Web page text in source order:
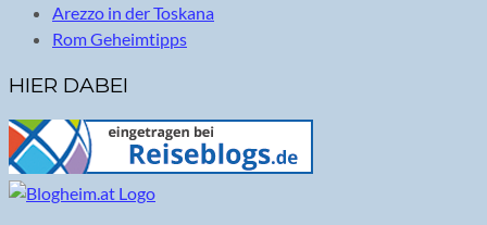
Arezzo in der Toskana
Rom Geheimtipps
HIER DABEI